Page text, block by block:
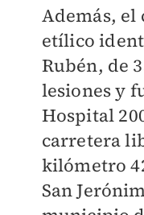
Además, el
etílico
Rubén, de
lesiones y
Hospital
carretera
kilómetro
San